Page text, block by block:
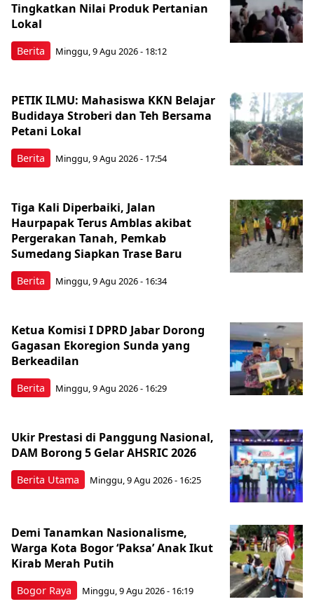
Berita
Tingkatkan Nilai Produk Pertanian
Lokal
Minggu, 9 Agu 2026 - 18:12
Berita
PETIK ILMU: Mahasiswa KKN Belajar
Budidaya Stroberi dan Teh Bersama
Petani Lokal
Minggu, 9 Agu 2026 - 17:54
Berita
Tiga Kali Diperbaiki, Jalan
Haurpapak Terus Amblas akibat
Pergerakan Tanah, Pemkab
Sumedang Siapkan Trase Baru
Minggu, 9 Agu 2026 - 16:34
Berita
Ketua Komisi I DPRD Jabar Dorong
Gagasan Ekoregion Sunda yang
Berkeadilan
Minggu, 9 Agu 2026 - 16:29
Berita Utama
Ukir Prestasi di Panggung Nasional,
DAM Borong 5 Gelar AHSRIC 2026
Minggu, 9 Agu 2026 - 16:25
Bogor Raya
Demi Tanamkan Nasionalisme,
Warga Kota Bogor ‘Paksa’ Anak Ikut
Kirab Merah Putih
Minggu, 9 Agu 2026 - 16:19